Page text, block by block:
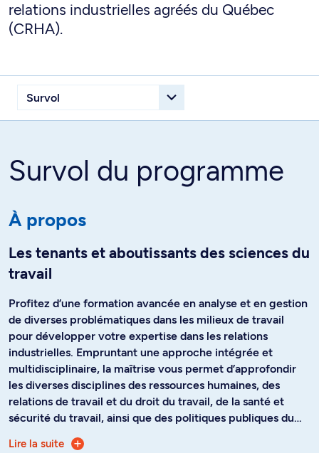
relations industrielles agréés du Québec
(CRHA).
Survol du programme
À propos
Les tenants et aboutissants des sciences du
travail
Profitez d’une formation avancée en analyse et en gestion
de diverses problématiques dans les milieux de travail
pour développer votre expertise dans les relations
industrielles. Empruntant une approche intégrée et
multidisciplinaire, la maîtrise vous permet d’approfondir
les diverses disciplines des ressources humaines, des
relations de travail et du droit du travail, de la santé et
sécurité du travail, ainsi que des politiques publiques du
travail et de l’emploi.
Cette formation professionnelle pratique donne accès à
Lire la suite